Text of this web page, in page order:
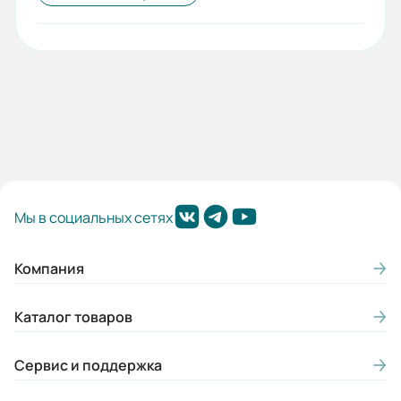
Мы в социальных сетях
Компания
Каталог товаров
Сервис и поддержка